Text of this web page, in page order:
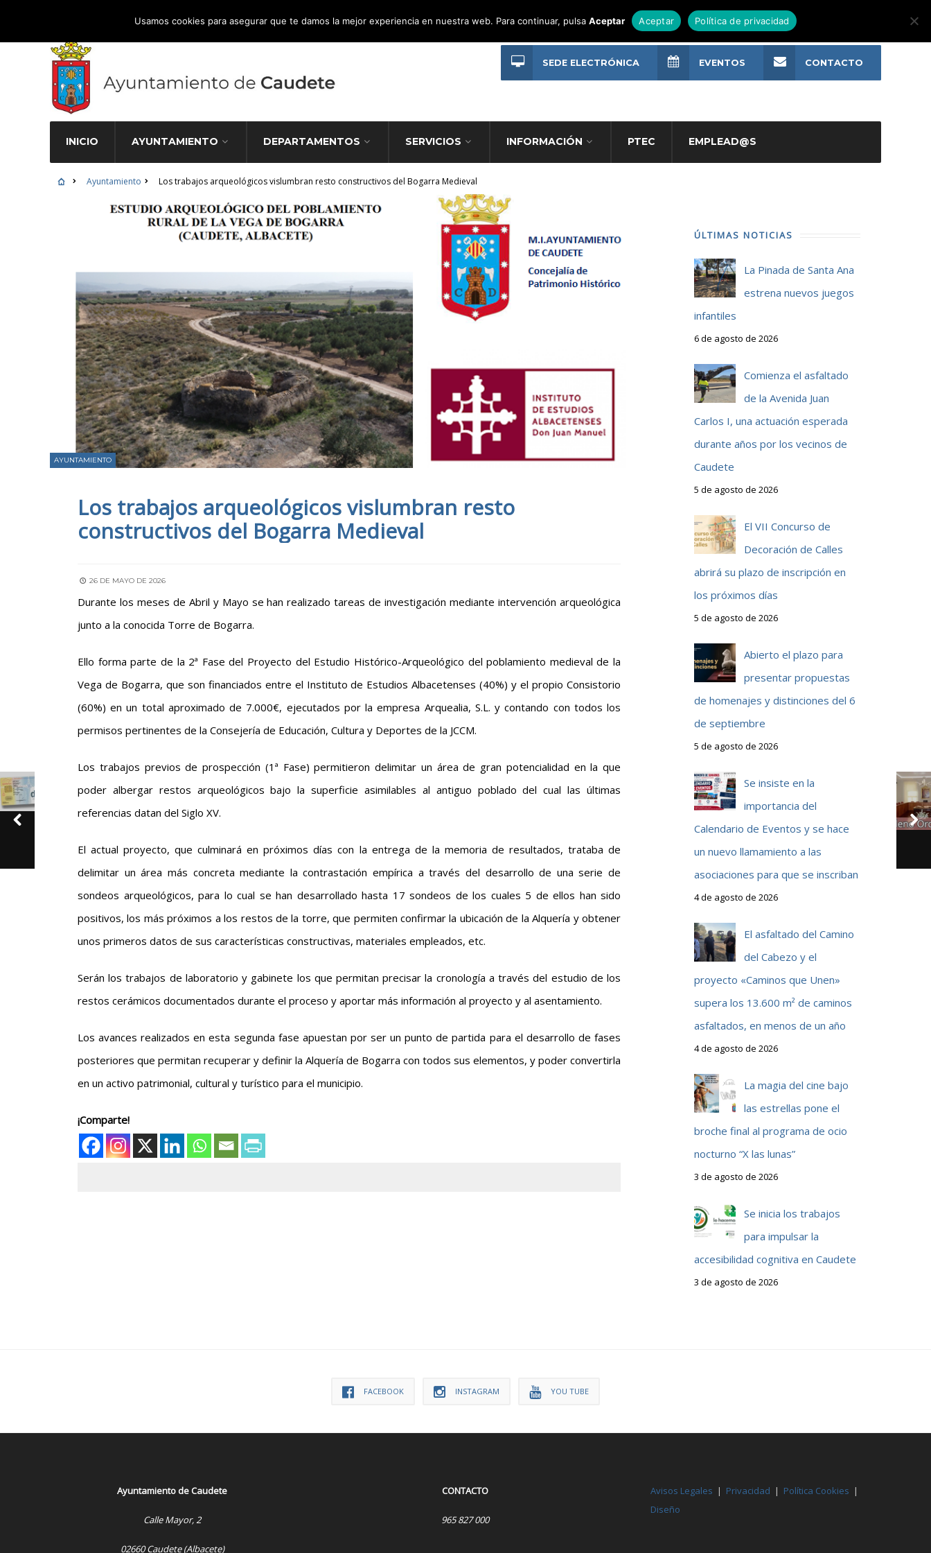
Atención Ciudadana 965 827 000
INICIO AYUNTAMIENTO DEPARTAMENTOS SERVICIOS INFORMACIÓN PTEC EMPLEAD@S
SEDE ELECTRÓNICA EVENTOS CONTACTO
Ayuntamiento Los trabajos arqueológicos vislumbran resto constructivos del Bogarra Medieval
AYUNTAMIENTO
Los trabajos arqueológicos vislumbran resto
constructivos del Bogarra Medieval
26 DE MAYO DE 2026
Durante los meses de Abril y Mayo se han realizado tareas de investigación mediante intervención arqueológica
junto a la conocida Torre de Bogarra.
Ello forma parte de la 2ª Fase del Proyecto del Estudio Histórico-Arqueológico del poblamiento medieval de la
Vega de Bogarra, que son financiados entre el Instituto de Estudios Albacetenses (40%) y el propio Consistorio
(60%) en un total aproximado de 7.000€, ejecutados por la empresa Arquealia, S.L. y contando con todos los
permisos pertinentes de la Consejería de Educación, Cultura y Deportes de la JCCM.
Los trabajos previos de prospección (1ª Fase) permitieron delimitar un área de gran potencialidad en la que
poder albergar restos arqueológicos bajo la superficie asimilables al antiguo poblado del cual las últimas
referencias datan del Siglo XV.
El actual proyecto, que culminará en próximos días con la entrega de la memoria de resultados, trataba de
delimitar un área más concreta mediante la contrastación empírica a través del desarrollo de una serie de
sondeos arqueológicos, para lo cual se han desarrollado hasta 17 sondeos de los cuales 5 de ellos han sido
positivos, los más próximos a los restos de la torre, que permiten confirmar la ubicación de la Alquería y obtener
unos primeros datos de sus características constructivas, materiales empleados, etc.
Serán los trabajos de laboratorio y gabinete los que permitan precisar la cronología a través del estudio de los
restos cerámicos documentados durante el proceso y aportar más información al proyecto y al asentamiento.
Los avances realizados en esta segunda fase apuestan por ser un punto de partida para el desarrollo de fases
posteriores que permitan recuperar y definir la Alquería de Bogarra con todos sus elementos, y poder convertirla
en un activo patrimonial, cultural y turístico para el municipio.
¡Comparte!
ÚLTIMAS NOTICIAS
La Pinada de Santa Ana
estrena nuevos juegos
infantiles
6 de agosto de 2026
Comienza el asfaltado
de la Avenida Juan
Carlos I, una actuación esperada
durante años por los vecinos de
Caudete
5 de agosto de 2026
El VII Concurso de
Decoración de Calles
abrirá su plazo de inscripción en
los próximos días
5 de agosto de 2026
Abierto el plazo para
presentar propuestas
de homenajes y distinciones del 6
de septiembre
5 de agosto de 2026
Se insiste en la
importancia del
Calendario de Eventos y se hace
un nuevo llamamiento a las
asociaciones para que se inscriban
4 de agosto de 2026
El asfaltado del Camino
del Cabezo y el
proyecto «Caminos que Unen»
supera los 13.600 m² de caminos
asfaltados, en menos de un año
4 de agosto de 2026
La magia del cine bajo
las estrellas pone el
broche final al programa de ocio
nocturno “X las lunas”
3 de agosto de 2026
Se inicia los trabajos
para impulsar la
accesibilidad cognitiva en Caudete
3 de agosto de 2026
FACEBOOK INSTAGRAM YOU TUBE
Ayuntamiento de Caudete
Calle Mayor, 2
02660 Caudete (Albacete)
CONTACTO
965 827 000
Avisos Legales | Privacidad | Política Cookies |
Diseño
Usamos cookies para asegurar que te damos la mejor experiencia en nuestra web. Para continuar, pulsaAceptar Aceptar Política de privacidad